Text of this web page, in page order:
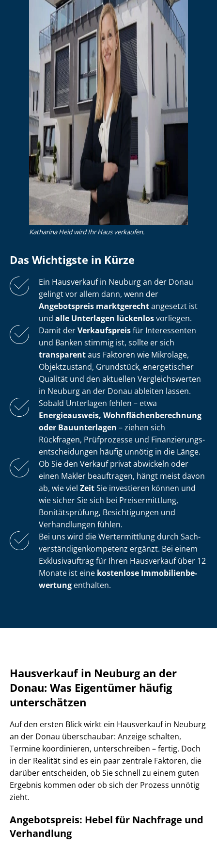
Katharina Heid wird Ihr Haus verkaufen.
Das Wichtigste in Kürze
Ein Hausverkauf in Neuburg an der Donau
gelingt vor allem dann, wenn der
Angebotspreis marktgerechtangesetzt ist
und alle Unterlagen lückenlosvorliegen.
Damit derVerkaufspreisfür Interessenten
und Banken stimmig ist, sollte er sich
transparentaus Faktoren wie Mikrolage,
Objektzustand, Grundstück, energetischer
Qualität und den aktuellen Ver­gleichs­wer­ten
in Neuburg an der Donau ableiten lassen.
Sobald Unterlagen fehlen – etwa
Energieausweis, Wohn­flä­chen­be­rech­nung
oder Bauunterlagen – ziehen sich
Rückfragen, Prüfprozesse und Fi­nan­zie­rungs­
ent­schei­dun­gen häufig unnötig in die Länge.
Ob Sie den Verkauf privat abwickeln oder
einen Makler beauftragen, hängt meist davon
ab, wie viel ZeitSie investieren können und
wie sicher Sie sich bei Preisermittlung,
Bonitätsprüfung, Besichtigungen und
Verhandlungen fühlen.
Bei uns wird die Wertermittlung durch Sach­
ver­stän­di­gen­kom­pe­tenz ergänzt. Bei einem
Exklusivauftrag für Ihren Hausverkauf über 12
Monate ist eine kostenlose Im­mo­bi­li­en­be­
wer­tung enthalten.
Hausverkauf in Neuburg an der
Donau: Was Eigentümer häufig
unterschätzen
Auf den ersten Blick wirkt ein Hausverkauf in Neuburg
an der Donau überschaubar: Anzeige schalten,
Termine koordinieren, unterschreiben – fertig. Doch
in der Realität sind es ein paar zentrale Faktoren, die
darüber entscheiden, ob Sie schnell zu einem guten
Ergebnis kommen oder ob sich der Prozess unnötig
zieht.
Angebotspreis: Hebel für Nachfrage und
Verhandlung